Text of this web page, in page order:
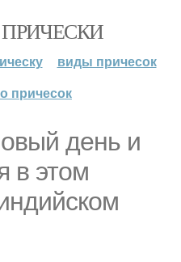
виды причесок
причесок
день и
в этом